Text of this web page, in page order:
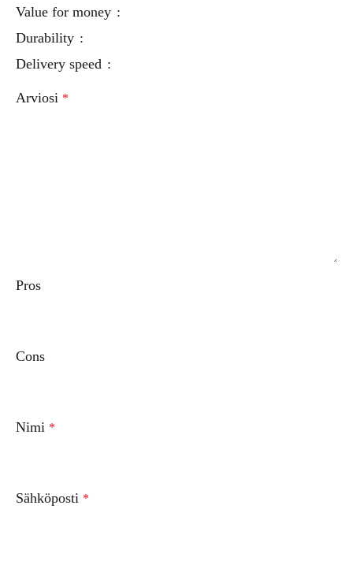
Value for money
Durability
Delivery speed
Arviosi *
Pros
Cons
Nimi *
Sähköposti *